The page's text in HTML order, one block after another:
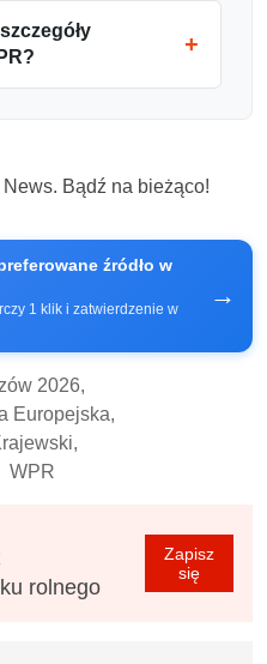
Bądź na bieżąco!
źródło w
1 klik i zatwierdzenie w
→
2026,
Europejska,
WPR
rolnego
Zapisz
się